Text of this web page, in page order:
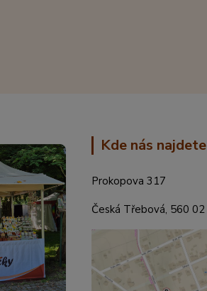
Kde nás najdete
Prokopova 317
Česká Třebová, 560 02